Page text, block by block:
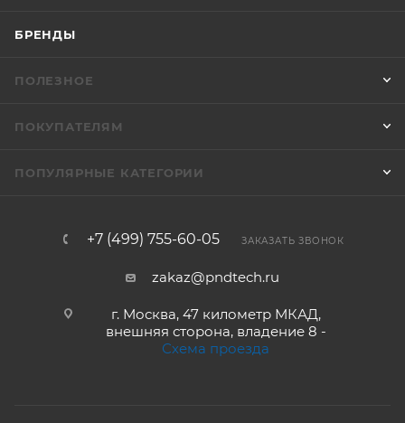
БРЕНДЫ
ПОЛЕЗНОЕ
ПОКУПАТЕЛЯМ
ПОПУЛЯРНЫЕ КАТЕГОРИИ
+7 (499) 755-60-05 ЗАКАЗАТЬ ЗВОНОК
zakaz@pndtech.ru
г. Москва, 47 километр МКАД,
внешняя сторона, владение 8 -
Схема проезда